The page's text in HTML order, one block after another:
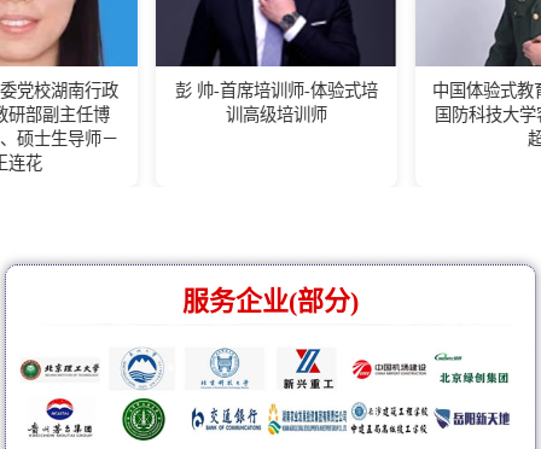
政
－
彭 帅-首席培训师-体验式培
训高级培训师
中国体验式教育高级培训
国防科技大学客座教练王
服务企业(部分)